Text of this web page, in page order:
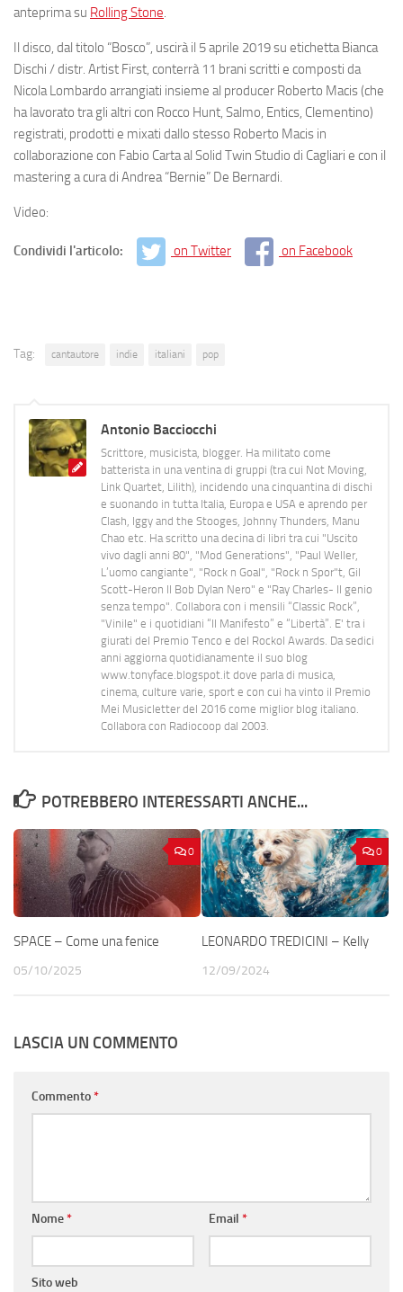
anteprima su Rolling Stone.
Il disco, dal titolo “Bosco”, uscirà il 5 aprile 2019 su etichetta Bianca
Dischi / distr. Artist First, conterrà 11 brani scritti e composti da
Nicola Lombardo arrangiati insieme al producer Roberto Macis(che
ha lavorato tra gli altri con Rocco Hunt, Salmo, Entics, Clementino)
registrati, prodotti e mixati dallo stesso Roberto Macis in
collaborazione con Fabio Cartaal Solid Twin Studio di Cagliari e con il
mastering a cura di Andrea “Bernie” De Bernardi.
Video:
Condividi l'articolo: on Twitter on Facebook
Tag: cantautore indie italiani pop
Antonio Bacciocchi
Scrittore, musicista, blogger. Ha militato come
batterista in una ventina di gruppi (tra cui Not Moving,
Link Quartet, Lilith), incidendo una cinquantina di dischi
e suonando in tutta Italia, Europa e USA e aprendo per
Clash, Iggy and the Stooges, Johnny Thunders, Manu
Chao etc. Ha scritto una decina di libri tra cui "Uscito
vivo dagli anni 80", "Mod Generations", "Paul Weller,
L’uomo cangiante", "Rock n Goal", "Rock n Spor"t, Gil
Scott-Heron Il Bob Dylan Nero" e "Ray Charles- Il genio
senza tempo". Collabora con i mensili “Classic Rock”,
"Vinile" e i quotidiani “Il Manifesto” e “Libertà”. E' tra i
giurati del Premio Tenco e del Rockol Awards. Da sedici
anni aggiorna quotidianamente il suo blog
www.tonyface.blogspot.it dove parla di musica,
cinema, culture varie, sport e con cui ha vinto il Premio
Mei Musicletter del 2016 come miglior blog italiano.
Collabora con Radiocoop dal 2003.
POTREBBERO INTERESSARTI ANCHE...
0
SPACE – Come una fenice
05/10/2025
0
LEONARDO TREDICINI – Kelly
12/09/2024
LASCIA UN COMMENTO
Commento*
Nome* Email *
Sito web